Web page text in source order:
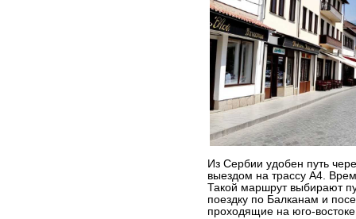
Из Сербии удобен путь
выездом на трассу A4.
Такой маршрут выбирают
поездку по Балканам и
проходящие на юго-